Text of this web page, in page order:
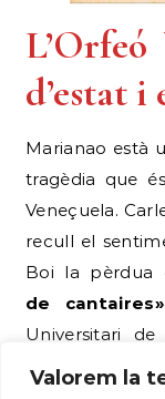
Valorem la
d’estat i
Marianao està
tragèdia que
Veneçuela.
recull el
Boi la pèrdua
de cantaires»
Universitari
Central de